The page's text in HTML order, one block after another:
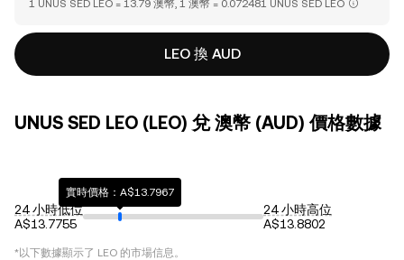
1 UNUS SED LEO = 13.79 澳幣, 1 澳幣 = 0.072481 UNUS SED LEO
LEO 換 AUD
UNUS SED LEO (LEO) 兌 澳幣 (AUD) 價格數據
24 小時低位
A$13.7755
實時價格：A$13.7967
24 小時高位
A$13.8802
*以下數據顯示了 LEO 的市場信息。